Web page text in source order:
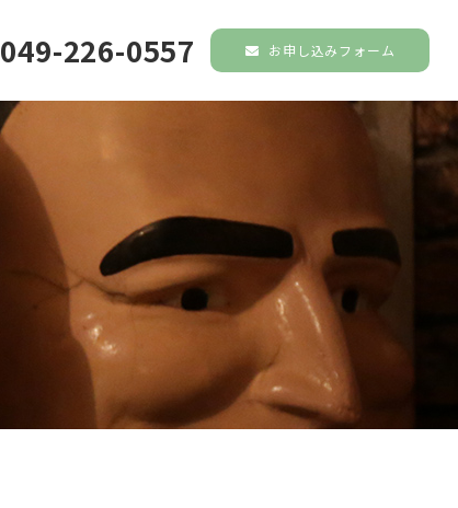
049-226-0557 お申し込みフォーム